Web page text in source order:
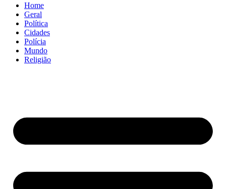
Home
Geral
Política
Cidades
Polícia
Mundo
Religião